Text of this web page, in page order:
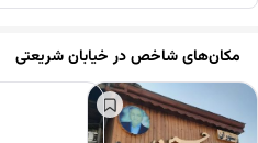
مکان‌های شاخص درخیابان شریعتی